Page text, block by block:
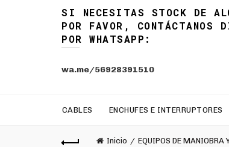
SI NECESITAS STOCK DE
POR FAVOR, CONTÁCTANOS
POR WHATSAPP:
wa.me/56928391510
CABLES ENCHUFES E INTERRUPTORES
Inicio EQUIPOS DE MANIOBRA